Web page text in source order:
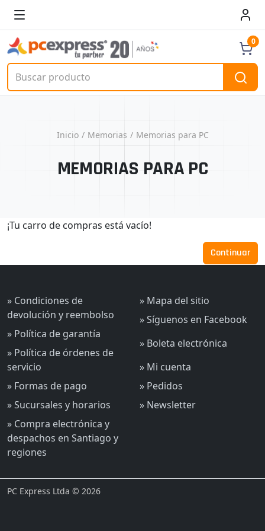
0
Inicio Memorias Memorias para PC
MEMORIAS PARA PC
¡Tu carro de compras está vacío!
Continuar
» Condiciones de
devolución y reembolso
» Política de garantía
» Política de órdenes de
servicio
» Formas de pago
» Sucursales y horarios
» Compra electrónica y
despachos en Santiago y
regiones
» Mapa del sitio
» Síguenos en Facebook
» Boleta electrónica
» Mi cuenta
» Pedidos
» Newsletter
PC Express Ltda © 2026